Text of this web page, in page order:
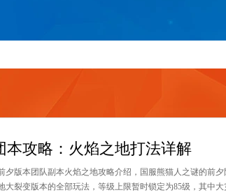
本攻略：火焰之地打法详解
版本团队副本火焰之地攻略介绍，国服熊猫人之谜的前夕
裂变版本的全部玩法，等级上限暂时锁定为85级，其中大